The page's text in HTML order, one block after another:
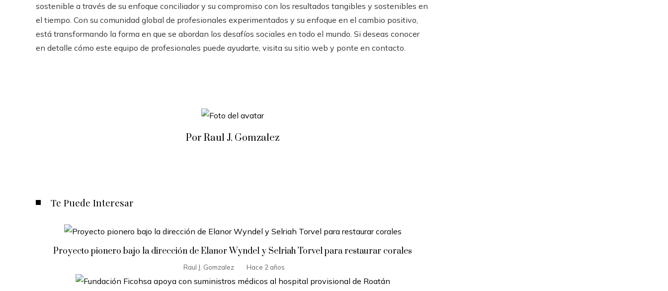
sostenible a través de su enfoque conciliador y su compromiso con los resultados tangibles y sostenibles en
el tiempo. Con su comunidad global de profesionales experimentados y su enfoque en el cambio positivo,
está transformando la forma en que se abordan los desafíos sociales en todo el mundo. Si deseas conocer
en detalle cómo este equipo de profesionales puede ayudarte, visita su sitio web y ponte en contacto.
Por Raul J. Gomzalez
Te Puede Interesar
Proyecto pionero bajo la dirección de Elanor Wyndel y Selriah Torvel para restaurar corales
Raul J. Gomzalez Hace 2 años